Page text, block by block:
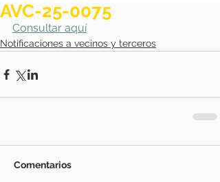
AVC-25-0075
Consultar aquí
Notificaciones a vecinos y terceros
Comentarios